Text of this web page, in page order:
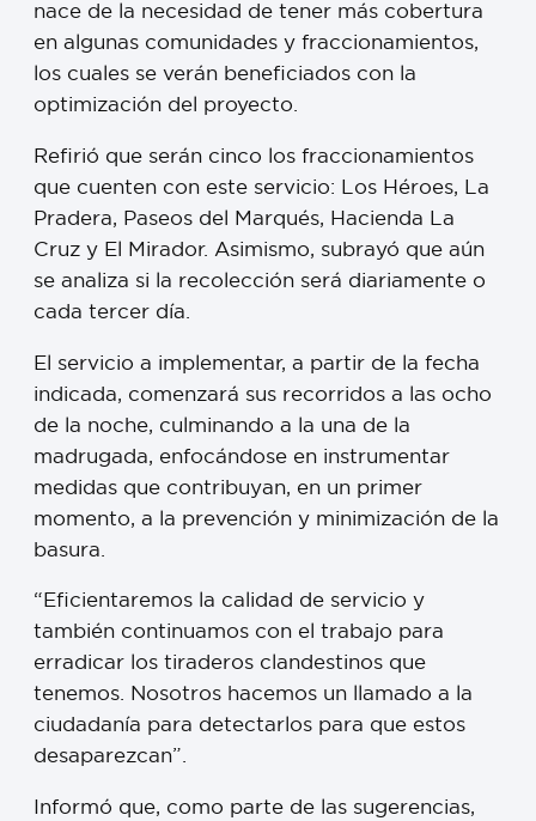
nace de la necesidad de tener más cobertura
en algunas comunidades y fraccionamientos,
los cuales se verán beneficiados con la
optimización del proyecto.
Refirió que serán cinco los fraccionamientos
que cuenten con este servicio: Los Héroes, La
Pradera, Paseos del Marqués, Hacienda La
Cruz y El Mirador. Asimismo, subrayó que aún
se analiza si la recolección será diariamente o
cada tercer día.
El servicio a implementar, a partir de la fecha
indicada, comenzará sus recorridos a las ocho
de la noche, culminando a la una de la
madrugada, enfocándose en instrumentar
medidas que contribuyan, en un primer
momento, a la prevención y minimización de la
basura.
“Eficientaremos la calidad de servicio y
también continuamos con el trabajo para
erradicar los tiraderos clandestinos que
tenemos. Nosotros hacemos un llamado a la
ciudadanía para detectarlos para que estos
desaparezcan”.
Informó que, como parte de las sugerencias,